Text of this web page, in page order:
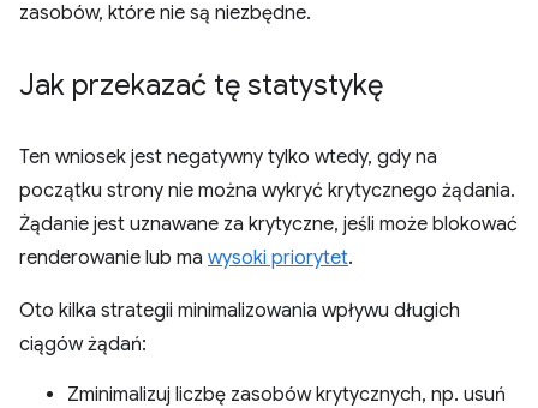
zasobów, które nie są niezbędne.
Jak przekazać tę statystykę
Ten wniosek jest negatywny tylko wtedy, gdy na
początku strony nie można wykryć krytycznego żądania.
Żądanie jest uznawane za krytyczne, jeśli może blokować
renderowanie lub ma wysoki priorytet.
Oto kilka strategii minimalizowania wpływu długich
ciągów żądań:
Zminimalizuj liczbę zasobów krytycznych, np. usuń